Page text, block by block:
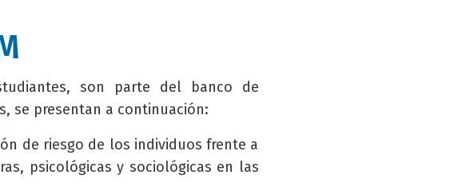
son parte del banco de
se presentan a continuación:
de riesgo de los individuos frente a
psicológicas y sociológicas en las